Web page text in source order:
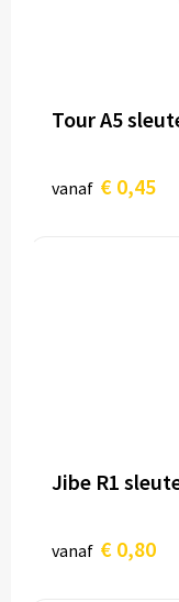
Tour A5
vanaf € 0,45
Jibe R1
vanaf € 0,80